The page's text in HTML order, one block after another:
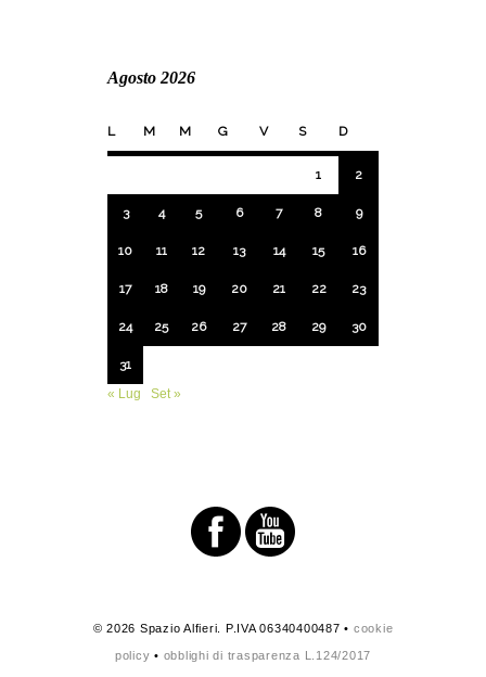
Agosto 2026
L M M G V S D
1 2
3 4 5 6 7 8 9
10 11 12 13 14 15 16
17 18 19 20 21 22 23
24 25 26 27 28 29 30
31
« Lug
Set »
© 2026 Spazio Alfieri. P.IVA 06340400487 • cookie
policy • obblighi di trasparenza L.124/2017